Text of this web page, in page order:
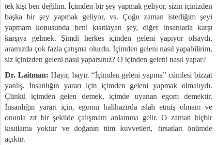
tek kişi ben değilim. İçimden bir şey yapmak geliyor, sizin içinizden
başka bir şey yapmak geliyor, vs. Çoğu zaman istediğim şeyi
yapmam konusunda beni kısıtlayan şey, diğer insanlarla karşı
karşıya gelmek. Şimdi herkes içinden geleni yapıyor olsaydı,
aramızda çok fazla çatışma olurdu. İçimden geleni nasıl yapabilirim,
siz içinizden geleni nasıl yaparsınız? O içinden geleni nasıl yapar?
Dr. Laitman: Hayır, hayır. “İçimden geleni yapma” cümlesi bizzat
yanlış. İnsanlığın yararı için içimden geleni yapmak olmalıydı.
Çünkü içimden gelen demek, içimde uyanan egom demektir.
İnsanlığın yararı için, egomu halihazırda ıslah etmiş olmam ve
onunla zıt bir şekilde çalışmam anlamına gelir. O zaman hiçbir
kısıtlama yoktur ve doğanın tüm kuvvetleri, fırsatları önümde
açıktır.